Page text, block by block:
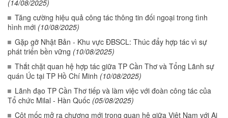
(14/08/2025)
Tăng cường hiệu quả công tác thông tin đối ngoại trong tình
hình mới (10/08/2025)
Gặp gỡ Nhật Bản - Khu vực ĐBSCL: Thúc đẩy hợp tác vì sự
phát triển bền vững (10/08/2025)
Thắt chặt quan hệ hợp tác giữa TP Cần Thơ và Tổng Lãnh sự
quán Úc tại TP Hồ Chí Minh (10/08/2025)
Lãnh đạo TP Cần Thơ tiếp và làm việc với đoàn công tác của
Tổ chức Milal - Hàn Quốc (05/08/2025)
Cột mốc mở ra chương mới trong quan hệ giữa Việt Nam với Ai